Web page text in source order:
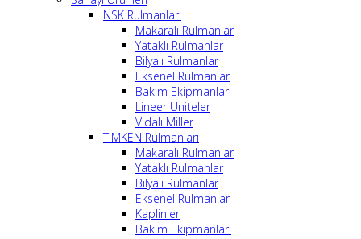
NSK Rulmanları
Makaralı Rulmanlar
Yataklı Rulmanlar
Bilyalı Rulmanlar
Eksenel Rulmanlar
Bakım Ekipmanları
Lineer Üniteler
Vidalı Miller
TIMKEN Rulmanları
Makaralı Rulmanlar
Yataklı Rulmanlar
Bilyalı Rulmanlar
Eksenel Rulmanlar
Kaplinler
Bakım Ekipmanları